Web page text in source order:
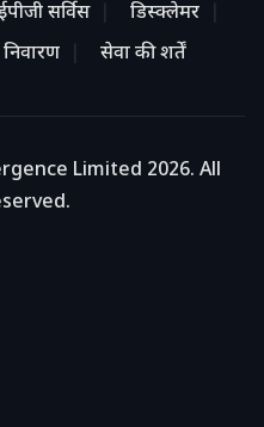
सर्विस
डिस्क्लेमर
निवारण सेवा की शर्तें
Limited 2026. All